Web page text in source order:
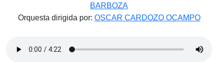
BARBOZA
Orquesta dirigida por: OSCAR CARDOZO OCAMPO